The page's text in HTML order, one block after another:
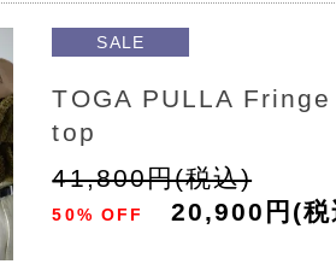
SALE
TOGA PULLA
top
41,800円(税込)
50% OFF 20,900円(